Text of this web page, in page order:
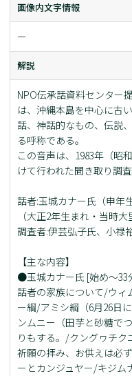
画像内文字情報
ー
解説
NPO伝承話資料センター
は、沖縄本島を中心に古
話、神話的なもの、伝説
る呼称である。
この音声は、1983年（
けて行われた聞き取り調
話者:玉城カナー氏（申年
（大正2年生まれ・当時大
調査者:伊芸弘子氏、小禄
【主な内容】
●玉城カナー氏 [始め～33
話者の家族について/ウィ
ー綱/アミシ綱（6月26日
ンムニー（田芋と砂糖で
りもする。/クングヮチ
祈願の拝み、お供えは必
ーとカンジュヤー/キジ